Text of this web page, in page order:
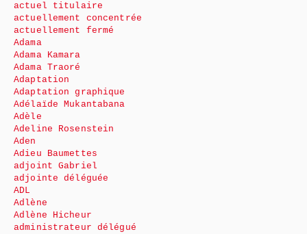
actuel titulaire
actuellement concentrée
actuellement fermé
Adama
Adama Kamara
Adama Traoré
Adaptation
Adaptation graphique
Adélaïde Mukantabana
Adèle
Adeline Rosenstein
Aden
Adieu Baumettes
adjoint Gabriel
adjointe déléguée
ADL
Adlène
Adlène Hicheur
administrateur délégué